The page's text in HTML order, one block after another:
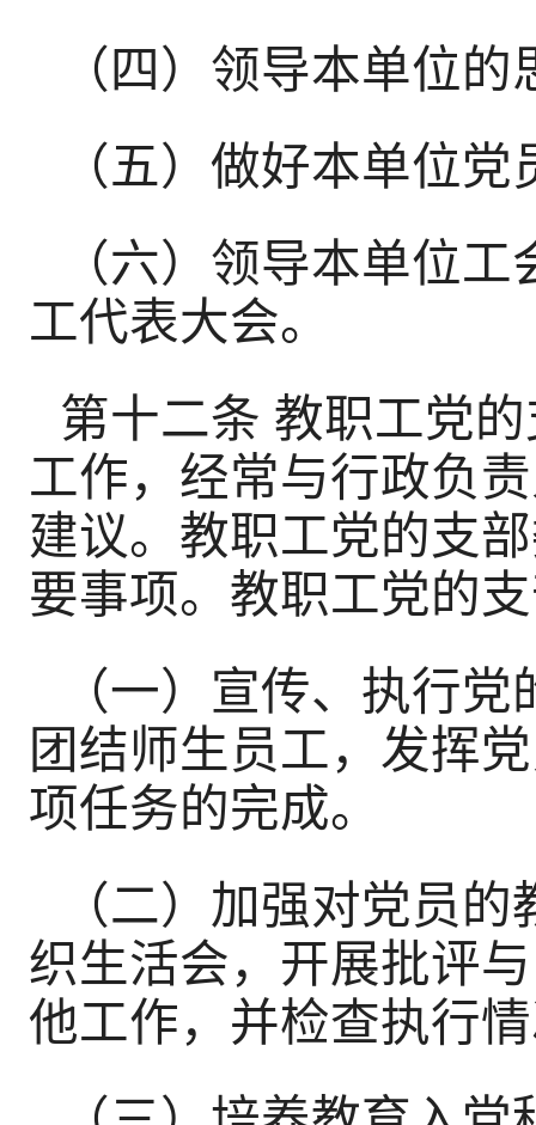
（四）领导本单位
（五）做好本单位
（六）领导本单位
工代表大会。
第十二条 教职工党
工作，经常与行政负
建议。教职工党的支
要事项。教职工党的
（一）宣传、执行
团结师生员工，发挥
项任务的完成。
（二）加强对党员
织生活会，开展批评
他工作，并检查执行